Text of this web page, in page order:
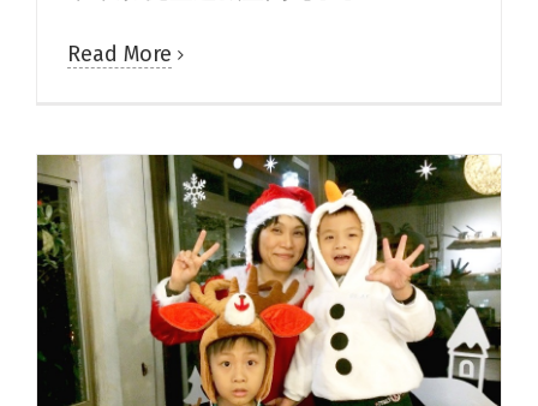
Read More